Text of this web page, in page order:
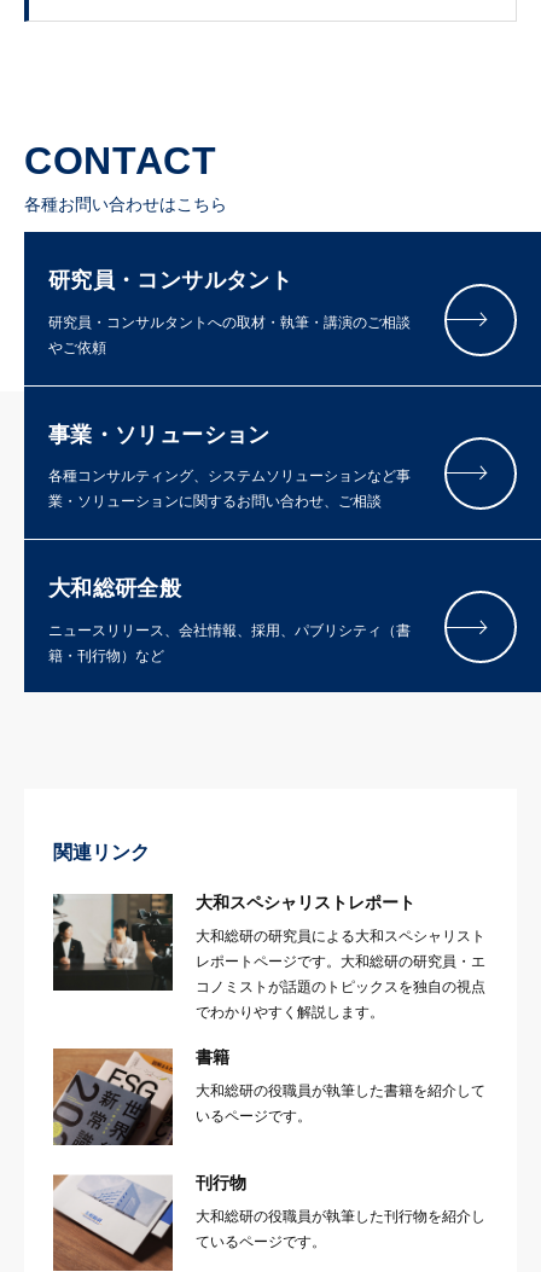
CONTACT
各種お問い合わせはこちら
研究員・コンサルタント
研究員・コンサルタントへの取材・執筆・講演のご相談
やご依頼
事業・ソリューション
各種コンサルティング、システムソリューションなど事
業・ソリューションに関するお問い合わせ、ご相談
大和総研全般
ニュースリリース、会社情報、採用、パブリシティ（書
籍・刊行物）など
関連リンク
大和スペシャリストレポート
大和総研の研究員による大和スペシャリスト
レポートページです。大和総研の研究員・エ
コノミストが話題のトピックスを独自の視点
でわかりやすく解説します。
書籍
大和総研の役職員が執筆した書籍を紹介して
いるページです。
刊行物
大和総研の役職員が執筆した刊行物を紹介し
ているページです。